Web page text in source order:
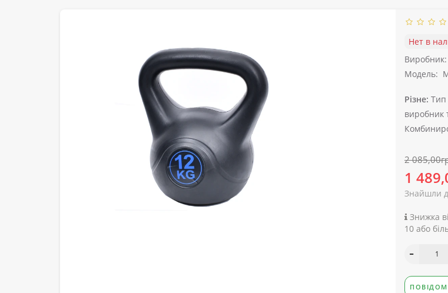
Нет в
Виробник:
Модель:
Різне: Тип
виробник
2
1
Знайшли
Знижка
10 або